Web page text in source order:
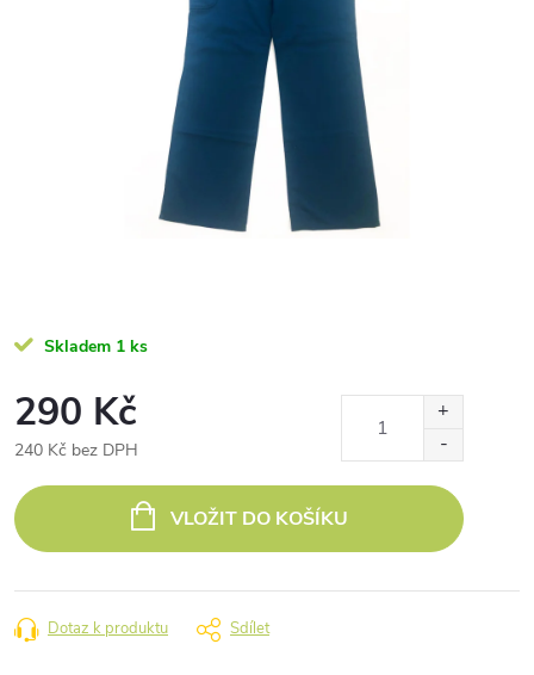
Skladem 1 ks
290 Kč
240 Kč bez DPH
cena:
VLOŽIT DO KOŠÍKU
Dotaz k produktu Sdílet